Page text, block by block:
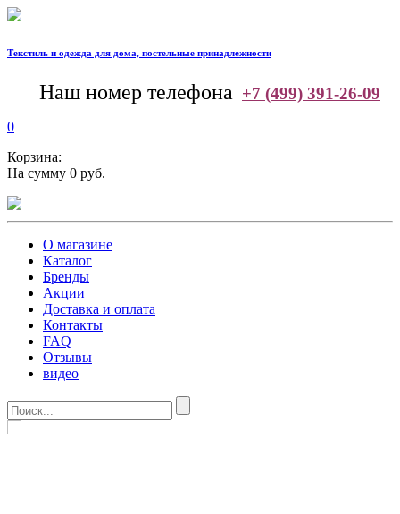
Текстиль и одежда для дома, постельные принадлежности
Наш номер телефона +7 (499) 391-26-09
0
Корзина:
На сумму 0 руб.
О магазине
Каталог
Бренды
Акции
Доставка и оплата
Контакты
FAQ
Отзывы
видео